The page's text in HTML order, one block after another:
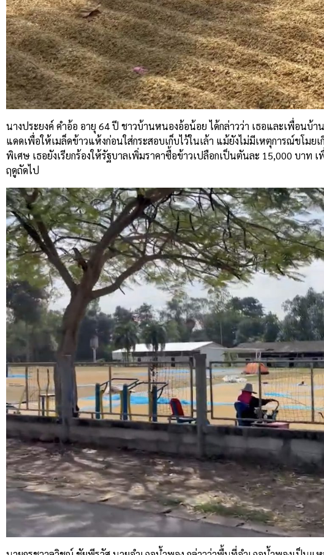
นางประยงค์ คำอ้อ อายุ 64 ปี ชาวบ้านหนองอ้อน้อย ได้กล่าวว่า เธอและเพื่อนบ้
แดดเพื่อให้เมล็ดข้าวแห้งก่อนใส่กระสอบเก็บไว้ในเล้า แม้ยังไม่มีเหตุการณ์ขโมย
พิเศษ เธอยังเรียกร้องให้รัฐบาลเพิ่มราคาซื้อข้าวเปลือกเป็นตันละ 15,000 บาท
ฤดูถัดไป